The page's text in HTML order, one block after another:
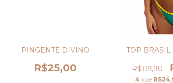
PINGENTE DIVINO
R$25,00
TOP
R$119,90
4 x de